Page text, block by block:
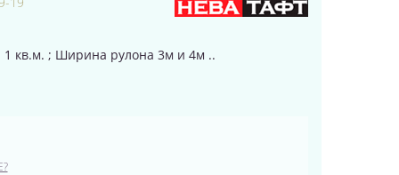
1 кв.м. ; Ширина рулона 3м и 4м ..